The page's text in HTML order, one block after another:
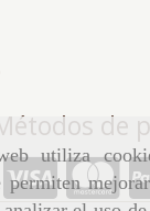
utiliza
permiten
de